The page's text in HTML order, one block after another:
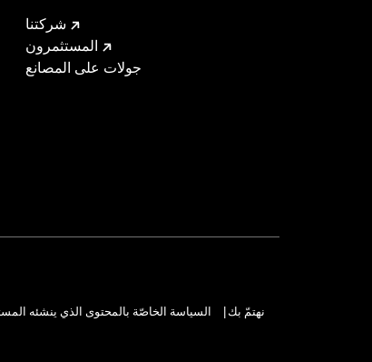
شركتنا
المستثمرون
جولات على المصانع
السياسة الخاصّة بالمحتوى الذي ينشئه نهتمّ بك